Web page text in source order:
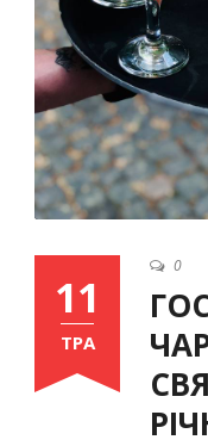
11
ТРА
0